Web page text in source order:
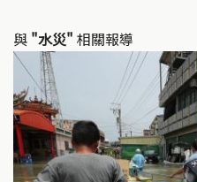
與 "水災" 相關報導